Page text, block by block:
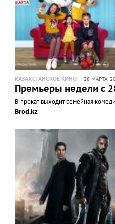
КАЗАХСТАНСКОЕ КИНО 28 МАРТА,
Премьеры недели с
В прокат выходит семейная
Brod.kz